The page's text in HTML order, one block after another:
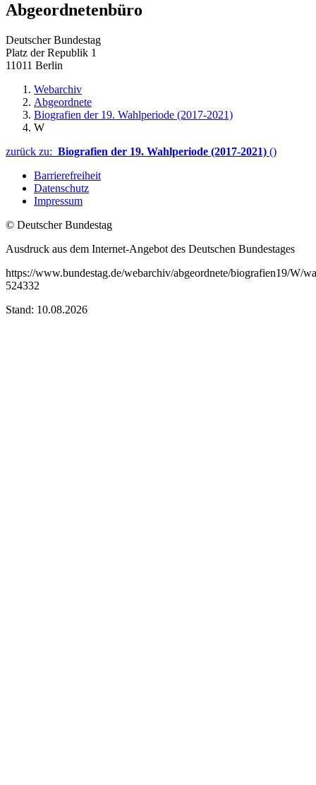
Abgeordnetenbüro
Deutscher Bundestag
Platz der Republik 1
11011 Berlin
Webarchiv
Abgeordnete
Biografien der 19. Wahlperiode (2017-2021)
W
zurück zu: Biografien der 19. Wahlperiode (2017-2021) ()
Barrierefreiheit
Datenschutz
Impressum
© Deutscher Bundestag
Ausdruck aus dem Internet-Angebot des Deutschen Bundestages
https://www.bundestag.de/webarchiv/abgeordnete/biografien19/W/
524332
Stand: 10.08.2026